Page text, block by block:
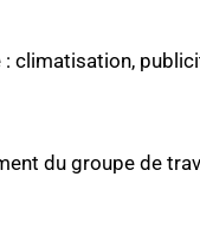
climatisation,
du groupe de